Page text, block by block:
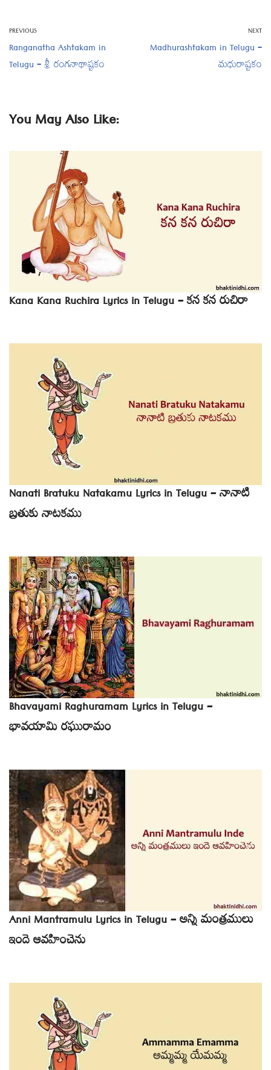
PREVIOUS
Ranganatha Ashtakam in
Telugu – శ్రీ రంగనాథాష్టకం
NEXT
Madhurashtakam in Telugu –
మధురాష్టకం
You May Also Like:
Kana Kana Ruchira Lyrics in Telugu – కన కన రుచిరా
Nanati Bratuku Natakamu Lyrics in Telugu – నానాటి
బ్రతుకు నాటకము
Bhavayami Raghuramam Lyrics in Telugu –
భావయామి రఘురామం
Anni Mantramulu Lyrics in Telugu – అన్ని మంత్రములు
ఇందె ఆవహించెను